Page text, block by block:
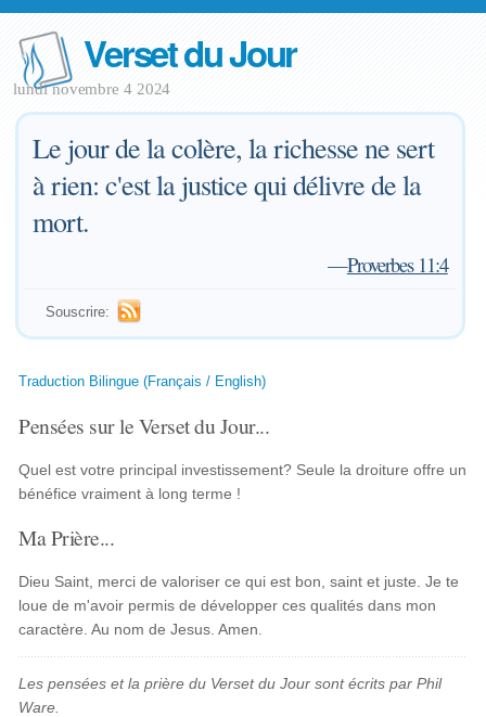
Verset du Jour
lundi novembre 4 2024
Le jour de la colère, la richesse ne sert
à rien: c'est la justice qui délivre de la
mort.
—Proverbes 11:4
Souscrire:
Traduction Bilingue (Français / English)
Pensées sur le Verset du Jour...
Quel est votre principal investissement? Seule la droiture offre un
bénéfice vraiment à long terme !
Ma Prière...
Dieu Saint, merci de valoriser ce qui est bon, saint et juste. Je te
loue de m'avoir permis de développer ces qualités dans mon
caractère. Au nom de Jesus. Amen.
Les pensées et la prière du Verset du Jour sont écrits par Phil
Ware.